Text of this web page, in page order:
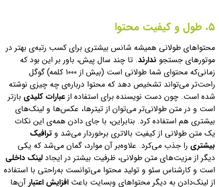
۵. طول و کیفیت محتوا
محتواهای طولانی همیشه شانس بیشتری برای کسب رتبه‌ی بهتر در
موتورهای جستجو ندارند. تا چند سال پیش، باور بر این بود که
زمانی‌که محتوای شما طولانی است (بیش از ۱۰۰۰ کلمه) گوگل
راحت‌تر می‌تواند تشخیص دهد که محتوا درباره‌ی چه چیزی نوشته‌
شده‌ است. چون دست نویسنده برای استفاده از عبارات کلیدی بازتر
است و در متن طولانی‌تر می‌توان از تیترها، عکس‌ها و لینک‌های
بیشتری هم استفاده کرد. بنابراین، با جای دادن همه‌ی این نکات
یک متن طولانی از کیفیت بالاتری برخوردار می‌شد و ترافیک
بیشتری را جذب می‌کرد. علاوه‌بر آن موارد، گمان می‌شد که یکی
دیگر از مزیت‌های متن طولانی، ظرفیت بیشتر در ایجاد لینک داخلی
است و کارشناس سئو و تولید محتوا می‌توانست به‌راحتی با استفاده
از لینک‌دادن به دیگر محتواهای وبسایت باعث افزایش اعتبار آن‌ها